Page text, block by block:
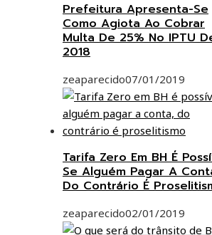
Prefeitura Apresenta-Se
Como Agiota Ao Cobrar
Multa De 25% No IPTU
2018
zeaparecido07/01/2019
Tarifa Zero Em BH É
Se Alguém Pagar A
Do Contrário É
zeaparecido02/01/2019